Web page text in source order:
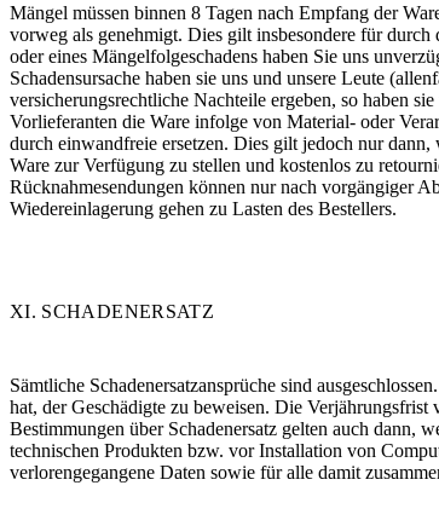
Mängel müssen binnen 8 Tagen nach Empfang der
vorweg als genehmigt. Dies gilt insbesondere für
oder eines Mängelfolgeschadens haben Sie uns
Schadensursache haben sie uns und unsere Leute
versicherungsrechtliche Nachteile ergeben, so haben
Vorlieferanten die Ware infolge von Material- oder
durch einwandfreie ersetzen. Dies gilt jedoch nur
Ware zur Verfügung zu stellen und kostenlos zu
Rücknahmesendungen können nur nach vorgängiger
Wiedereinlagerung gehen zu Lasten des Bestellers.
XI. SCHADENERSATZ
Sämtliche Schadenersatzansprüche sind
hat, der Geschädigte zu beweisen. Die Verjährungsfrist
Bestimmungen über Schadenersatz gelten auch dann,
technischen Produkten bzw. vor Installation von
verlorengegangene Daten sowie für alle damit